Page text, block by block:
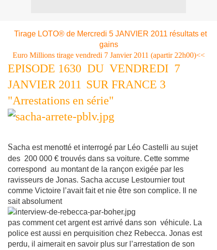
Tirage LOTO® de Mercredi 5 JANVIER 2011 résultats et
gains
Euro Millions tirage vendredi 7 Janvier 2011 (apartir 22h00)<<
EPISODE 1630 DU VENDREDI 7
JANVIER 2011 SUR FRANCE 3
"Arrestations en série"
Sacha est menotté et interrogé par Léo Castelli au sujet
des 200 000 € trouvés dans sa voiture. Cette somme
correspond au montant de la rançon exigée par les
ravisseurs de Jonas. Sacha accuse Lestournier tout
comme Victoire l’avait fait et nie être son complice. Il ne
sait absolument
pas comment cet argent est arrivé dans son véhicule. La
police est aussi en perquisition chez Rebecca. Jonas est
perdu, il aimerait en savoir plus sur l’arrestation de son